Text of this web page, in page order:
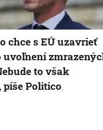
chce s EÚ uzavrieť
uvoľnení
to však
píše Politico